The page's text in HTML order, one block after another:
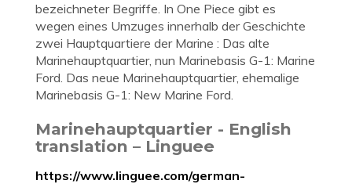
bezeichneter Begriffe. In One Piece gibt es
wegen eines Umzuges innerhalb der Geschichte
zwei Hauptquartiere der Marine : Das alte
Marinehauptquartier, nun Marinebasis G-1: Marine
Ford. Das neue Marinehauptquartier, ehemalige
Marinebasis G-1: New Marine Ford.
Marinehauptquartier - English
translation – Linguee
https://www.linguee.com/german-